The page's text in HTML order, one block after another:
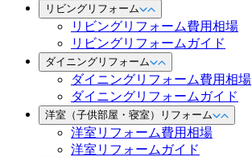
リビングリフォーム
リビングリフォーム費用相場
リビングリフォームガイド
ダイニングリフォーム
ダイニングリフォーム費用相場
ダイニングリフォームガイド
洋室（子供部屋・寝室）リフォーム
洋室リフォーム費用相場
洋室リフォームガイド